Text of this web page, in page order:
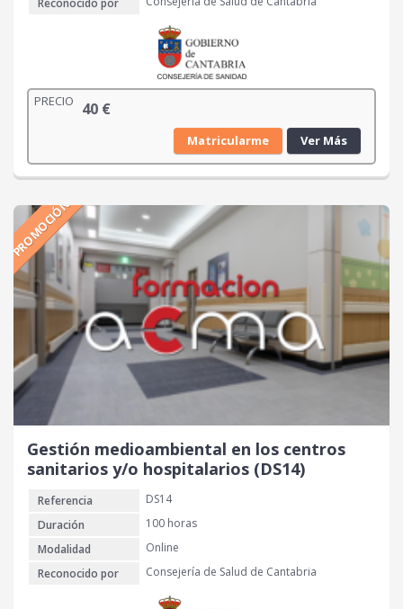
Reconocido por
PRECIO 40 €
Matricularme Ver Más
PROMOCIÓN
Gestión medioambiental en los centros
sanitarios y/o hospitalarios (DS14)
Referencia
DS14
Duración
100 horas
Modalidad
Online
Reconocido por
Consejería de Salud de Cantabria